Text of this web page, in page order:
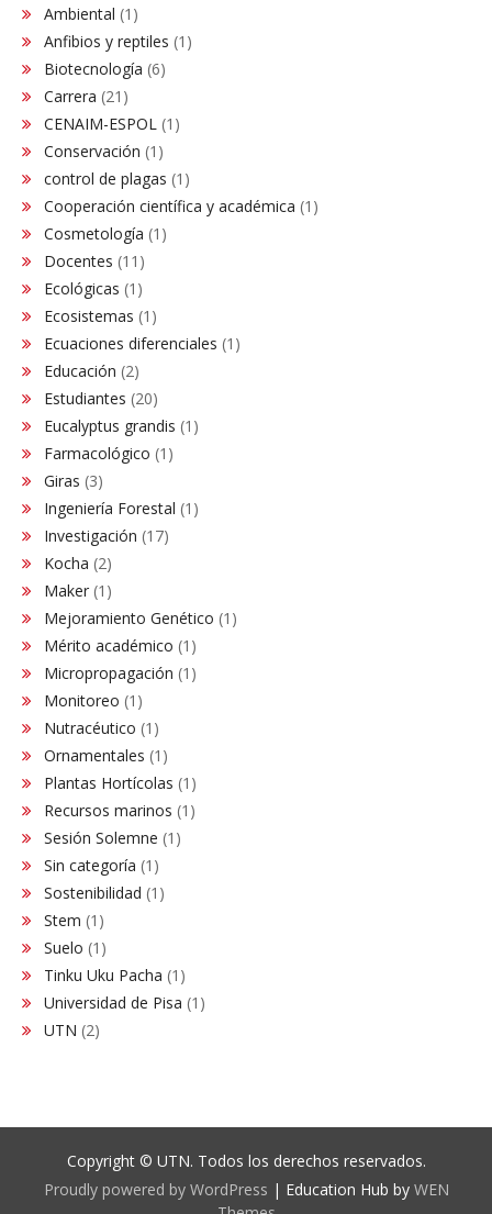
Ambiental (1)
Anfibios y reptiles (1)
Biotecnología (6)
Carrera (21)
CENAIM-ESPOL (1)
Conservación​ (1)
control de plagas (1)
Cooperación científica y académica (1)
Cosmetología (1)
Docentes (11)
Ecológicas (1)
Ecosistemas (1)
Ecuaciones diferenciales (1)
Educación (2)
Estudiantes (20)
Eucalyptus grandis (1)
Farmacológico (1)
Giras (3)
Ingeniería Forestal (1)
Investigación (17)
Kocha (2)
Maker (1)
Mejoramiento Genético (1)
Mérito académico (1)
Micropropagación (1)
Monitoreo (1)
Nutracéutico (1)
Ornamentales (1)
Plantas Hortícolas (1)
Recursos marinos (1)
Sesión Solemne (1)
Sin categoría (1)
Sostenibilidad (1)
Stem (1)
Suelo (1)
Tinku Uku Pacha (1)
Universidad de Pisa (1)
UTN (2)
Copyright © UTN. Todos los derechos reservados.
Proudly powered by WordPress | Education Hub by WEN